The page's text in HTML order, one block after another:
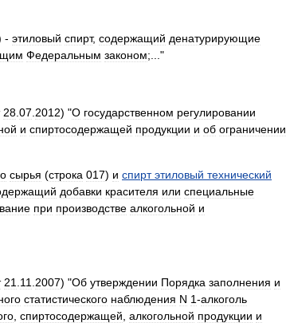
- этиловый спирт, содержащий денатурирующие
Федеральным законом;..."
28 07 2012) "О государственном регулировании
и спиртосодержащей продукции и об ограничении
сырья (строка 017) и спирт этиловый технический
добавки красителя или специальные
при производстве алкогольной и
21 11 2007) "Об утверждении Порядка заполнения и
статистического наблюдения N 1-алкоголь
спиртосодержащей алкогольной продукции и